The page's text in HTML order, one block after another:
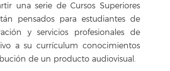
una serie de Cursos Superiores
pensados para estudiantes de
y servicios profesionales de
a su currículum conocimientos
de un producto audiovisual.